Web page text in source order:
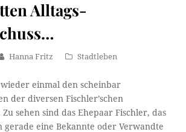
Alltags-
Hanna Fritz Stadtleben
einmal den scheinbar
der diversen Fischler’schen
Zu sehen sind das Ehepaar Fischler, das
gerade eine Bekannte oder Verwandte